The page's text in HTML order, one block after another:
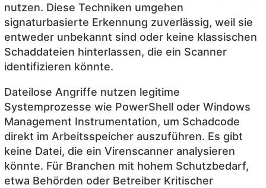
nutzen. Diese Techniken umgehen
signaturbasierte Erkennung zuverlässig, weil sie
entweder unbekannt sind oder keine klassischen
Schaddateien hinterlassen, die ein Scanner
identifizieren könnte.
Dateilose Angriffe nutzen legitime
Systemprozesse wie PowerShell oder Windows
Management Instrumentation, um Schadcode
direkt im Arbeitsspeicher auszuführen. Es gibt
keine Datei, die ein Virenscanner analysieren
könnte. Für Branchen mit hohem Schutzbedarf,
etwa Behörden oder Betreiber Kritischer